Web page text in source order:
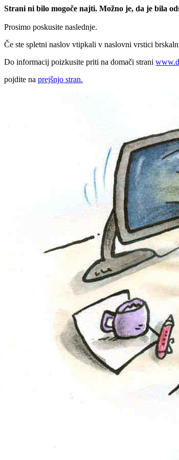
Strani ni bilo mogoče najti. Možno je, da je bila
Prosimo poskusite naslednje.
Če ste spletni naslov vtipkali v naslovni vrstici
Do informacij poizkusite priti na domači strani
pojdite na prejšnjo stran.